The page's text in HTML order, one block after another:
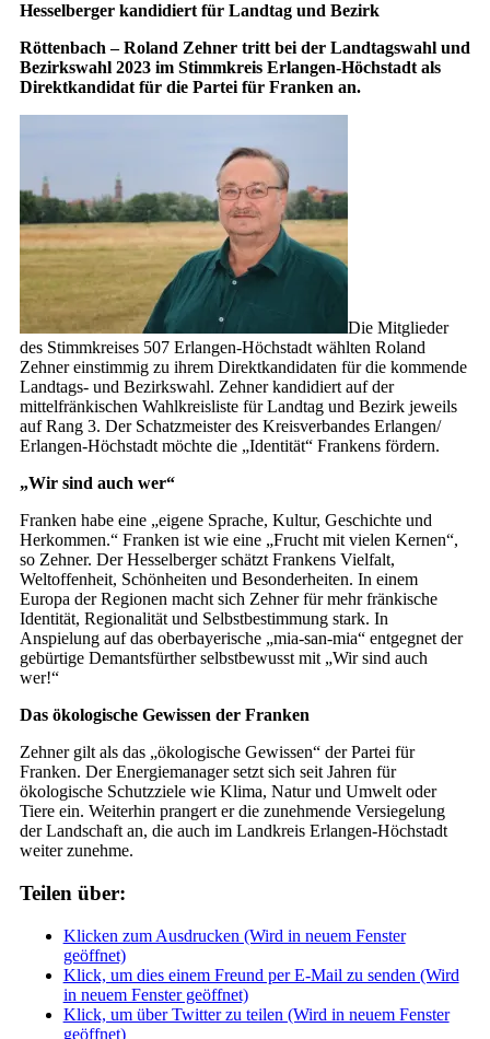
Hesselberger kandidiert für Landtag und Bezirk
Röttenbach – Roland Zehner tritt bei der Landtagswahl und
Bezirkswahl 2023 im Stimmkreis Erlangen-Höchstadt als
Direktkandidat für die Partei für Franken an.
Die Mitglieder
des Stimmkreises 507 Erlangen-Höchstadt wählten Roland
Zehner einstimmig zu ihrem Direktkandidaten für die kommende
Landtags- und Bezirkswahl. Zehner kandidiert auf der
mittelfränkischen Wahlkreisliste für Landtag und Bezirk jeweils
auf Rang 3. Der Schatzmeister des Kreisverbandes Erlangen/
Erlangen-Höchstadt möchte die „Identität“ Frankens fördern.
„Wir sind auch wer“
Franken habe eine „eigene Sprache, Kultur, Geschichte und
Herkommen.“ Franken ist wie eine „Frucht mit vielen Kernen“,
so Zehner. Der Hesselberger schätzt Frankens Vielfalt,
Weltoffenheit, Schönheiten und Besonderheiten. In einem
Europa der Regionen macht sich Zehner für mehr fränkische
Identität, Regionalität und Selbstbestimmung stark. In
Anspielung auf das oberbayerische „mia-san-mia“ entgegnet der
gebürtige Demantsfürther selbstbewusst mit „Wir sind auch
wer!“
Das ökologische Gewissen der Franken
Zehner gilt als das „ökologische Gewissen“ der Partei für
Franken. Der Energiemanager setzt sich seit Jahren für
ökologische Schutzziele wie Klima, Natur und Umwelt oder
Tiere ein. Weiterhin prangert er die zunehmende Versiegelung
der Landschaft an, die auch im Landkreis Erlangen-Höchstadt
weiter zunehme.
Teilen über:
Klicken zum Ausdrucken (Wird in neuem Fenster
geöffnet)
Klick, um dies einem Freund per E-Mail zu senden (Wird
in neuem Fenster geöffnet)
Klick, um über Twitter zu teilen (Wird in neuem Fenster
geöffnet)